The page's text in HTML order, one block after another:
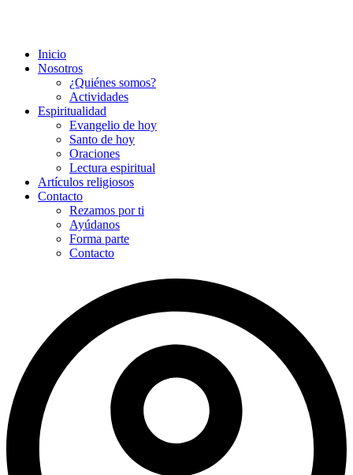
Inicio
Nosotros
¿Quiénes somos?
Actividades
Espiritualidad
Evangelio de hoy
Santo de hoy
Oraciones
Lectura espiritual
Artículos religiosos
Contacto
Rezamos por ti
Ayúdanos
Forma parte
Contacto